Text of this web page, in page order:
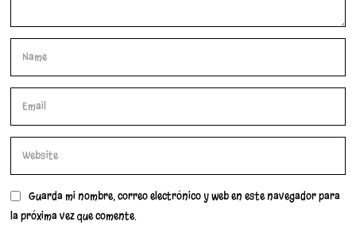
Guarda mi nombre, correo electrónico y web en este navegador para
la próxima vez que comente.